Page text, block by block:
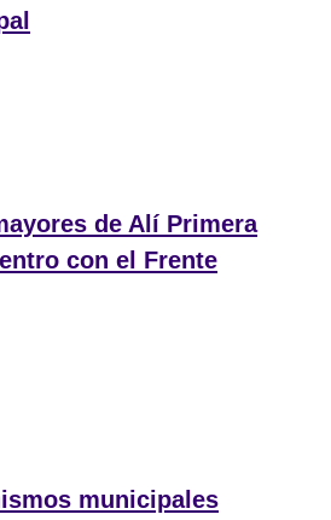
de Alí Primera
con el Frente
municipales